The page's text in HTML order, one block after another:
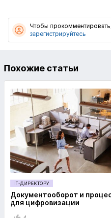
Чтобы
зарегистрируйтесь
Похожие статьи
IT-ДИРЕКТОРУ
Документооборот и
для цифровизации